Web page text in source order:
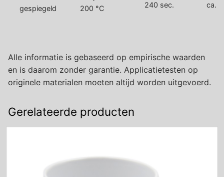
gespiegeld 200 °C 240 sec. ca.
Alle informatie is gebaseerd op empirische waarden
en is daarom zonder garantie. Applicatietesten op
originele materialen moeten altijd worden uitgevoerd.
Gerelateerde producten